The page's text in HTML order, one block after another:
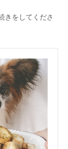
きをしてくださ